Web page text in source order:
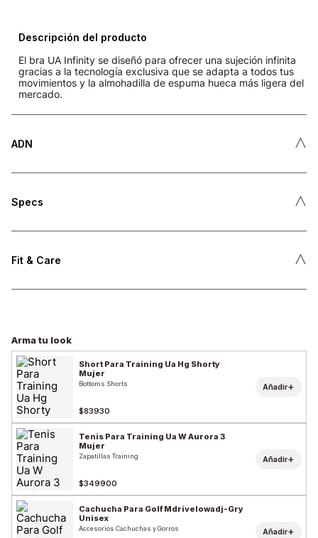
Descripción del producto
El bra UA Infinity se diseñó para ofrecer una sujeción infinita
gracias a la tecnología exclusiva que se adapta a todos tus
movimientos y la almohadilla de espuma hueca más ligera del
mercado.
ADN ˄
Specs ˄
Fit & Care ˄
Arma tu look
Short Para Training Ua Hg Shorty
Mujer
Bottoms Shorts
$83930
Añadir+
Tenis Para Training Ua W Aurora 3
Mujer
Zapatillas Training
$349900
Añadir+
Cachucha Para Golf Mdrivelowadj-Gry
Unisex
Accesorios Cachuchas y Gorros Añadir+